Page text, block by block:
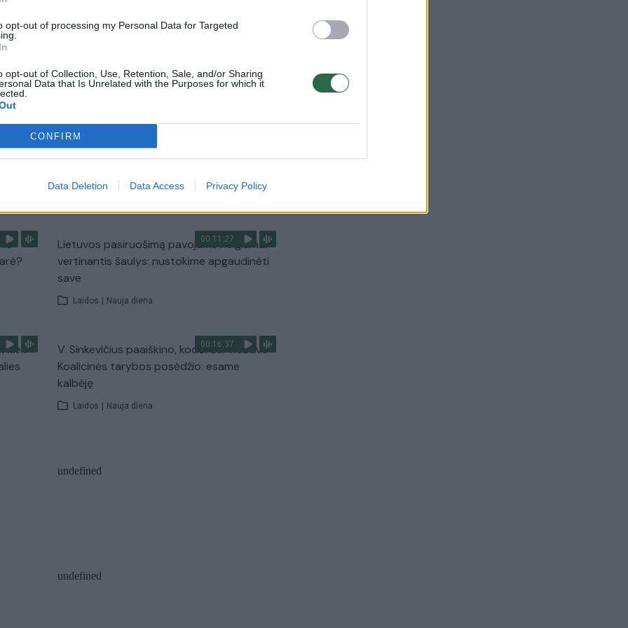
opt-out of processing my Personal Data for Targeted
opt-out of Collection, Use, Retention, Sale, and/or Sharing
Data that Is Unrelated with the Purposes for which it
CONFIRM
Data Deletion Data Access Privacy Policy
Žinios Orai
Dėl rekordiškai žemo Dunojaus vandens
lygio – griežtos priemonės Vengrijoje:
00:11:27
Lietuvos pasiruošimą pavojams neigiamai
vertinantis šaulys: nustokime apgaudinėti
save
Laidos | Nauja diena
kiek
00:16:37
V. Sinkevičius paaiškino, kodėl dar nebuvo
Koalicinės tarybos posėdžio: esame
kalbėję
Laidos | Nauja diena